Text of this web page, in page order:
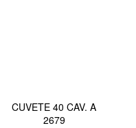
CUVETE 40 CAV. A
2679